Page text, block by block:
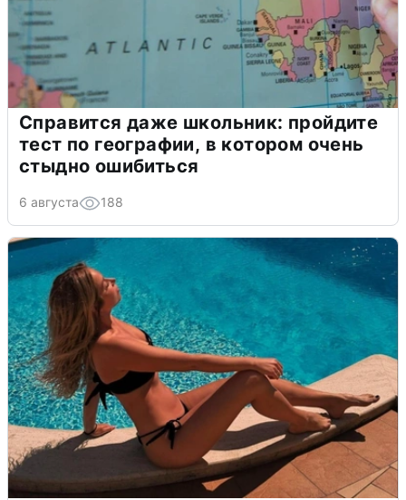
Справится даже школьник: пройдите
тест по географии, в котором очень
стыдно ошибиться
6 августа 188